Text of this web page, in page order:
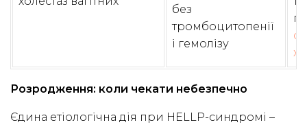
без
тромбоцитопенії
і гемолізу
Розродження: коли чекати небезпечно
Єдина етіологічна дія при HELLP-синдромі –